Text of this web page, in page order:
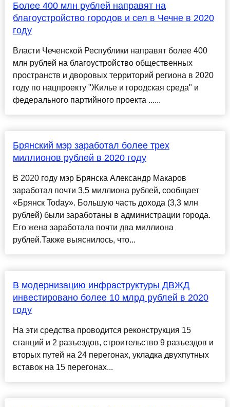
Более 400 млн рублей направят на
благоустройство городов и сел в Чечне в 2020
году
Власти Чеченской Республики направят более 400
млн рублей на благоустройство общественных
пространств и дворовых территорий региона в 2020
году по нацпроекту "Жилье и городская среда" и
федерального партийного проекта ......
Брянский мэр заработал более трех
миллионов рублей в 2020 году
В 2020 году мэр Брянска Александр Макаров
заработал почти 3,5 миллиона рублей, сообщает
«Брянск Today». Большую часть дохода (3,3 млн
рублей) были заработаны в администрации города.
Его жена заработала почти два миллиона
рублей.Также выяснилось, что...
В модернизацию инфраструктуры ДВЖД
инвестировано более 10 млрд рублей в 2020
году
На эти средства проводится реконструкция 15
станций и 2 разъездов, строительство 9 разъездов и
вторых путей на 24 перегонах, укладка двухпутных
вставок на 15 перегонах...